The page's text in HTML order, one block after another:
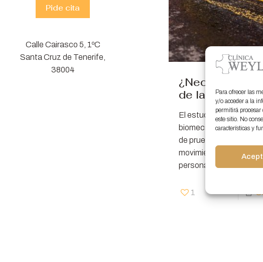
Para ofrecer las
y/o acceder a la
permitirá
este sitio. No
características y
Pide cita
Calle Cairasco 5, 1ºC
Santa Cruz de Tenerife,
38004
¿Necesito un
de la pisada?
El estudio de la
biomecánico consiste
de pruebas que
movimiento y los pies de
persona
[…]
1